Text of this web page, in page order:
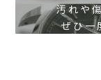
汚れや
ぜひ一